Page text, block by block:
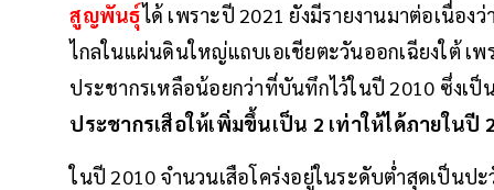
สูญพันธุ์ได้ เพราะปี 2021 ยังมีรายงานมาต่อเนื่อง
ไกลในแผ่นดินใหญ่แถบเอเชียตะวันออกเฉียงใต้ เ
ประชากรเหลือน้อยกว่าที่บันทึกไว้ในปี 2010 ซึ่งเป็
ประชากรเสือให้เพิ่มขึ้นเป็น 2 เท่าให้ได้ภายในปี
ในปี 2010 จำนวนเสือโคร่งอยู่ในระดับต่ำสุดเป็นป